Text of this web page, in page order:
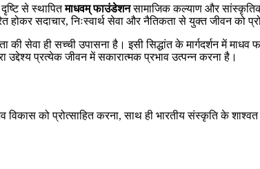
से स्थापितमाधवम् फाउंडेशनसामाजिक कल्याण और
होकर सदाचार, निःस्वार्थ सेवा और नैतिकता से युक्त जीवन को
की सेवा ही सच्ची उपासना है। इसी सिद्धांत के मार्गदर्शन में
प्रत्येक जीवन में सकारात्मक प्रभाव उत्पन्न करना है।
विकास को प्रोत्साहित करना, साथ ही भारतीय संस्कृति के